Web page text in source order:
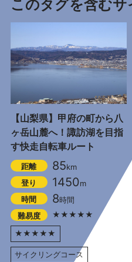
このタグを含む
【山梨県】甲府の町から八
ヶ岳山麓へ！諏訪湖を目指
す快走自転車ルート
距離 85km
登り
1450m
時間
8時間
難易度
★★★★★
★★★★★
サイクリングコース